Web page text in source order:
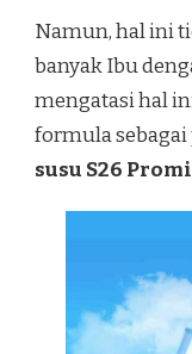
Namun, hal ini
banyak Ibu
mengatasi hal
formula sebagai
susu S26